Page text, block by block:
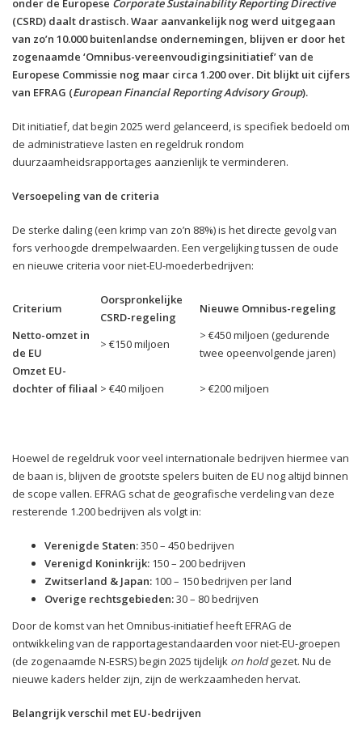
onder de Europese Corporate Sustainability Reporting Directive
(CSRD) daalt drastisch. Waar aanvankelijk nog werd uitgegaan
van zo’n 10.000 buitenlandse ondernemingen, blijven er door het
zogenaamde ‘Omnibus-vereenvoudigingsinitiatief’ van de
Europese Commissie nog maar circa 1.200 over. Dit blijkt uit cijfers
van EFRAG (European Financial Reporting Advisory Group).
Dit initiatief, dat begin 2025 werd gelanceerd, is specifiek bedoeld om
de administratieve lasten en regeldruk rondom
duurzaamheidsrapportages aanzienlijk te verminderen.
Versoepeling van de criteria
De sterke daling (een krimp van zo’n 88%) is het directe gevolg van
fors verhoogde drempelwaarden. Een vergelijking tussen de oude
en nieuwe criteria voor niet-EU-moederbedrijven:
Criterium
Oorspronkelijke
CSRD-regeling
Nieuwe Omnibus-regeling
Netto-omzet in
de EU
> €150 miljoen
> €450 miljoen (gedurende
twee opeenvolgende jaren)
Omzet EU-
dochter of filiaal > €40 miljoen > €200 miljoen
Hoewel de regeldruk voor veel internationale bedrijven hiermee van
de baan is, blijven de grootste spelers buiten de EU nog altijd binnen
de scope vallen. EFRAG schat de geografische verdeling van deze
resterende 1.200 bedrijven als volgt in:
Verenigde Staten:350 – 450 bedrijven
Verenigd Koninkrijk: 150 – 200 bedrijven
Zwitserland & Japan: 100 – 150 bedrijven per land
Overige rechtsgebieden:30 – 80 bedrijven
Door de komst van het Omnibus-initiatief heeft EFRAG de
ontwikkeling van de rapportagestandaarden voor niet-EU-groepen
(de zogenaamde N-ESRS) begin 2025 tijdelijk on holdgezet. Nu de
nieuwe kaders helder zijn, zijn de werkzaamheden hervat.
Belangrijk verschil met EU-bedrijven